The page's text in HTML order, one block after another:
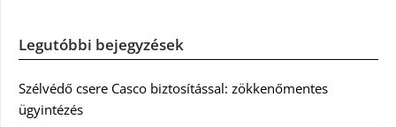
Legutóbbi bejegyzések
Szélvédő csere Casco biztosítással: zökkenőmentes
ügyintézés